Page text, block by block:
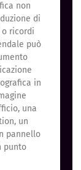
non
di
ricordi
può
in
una
un
pannello
punto